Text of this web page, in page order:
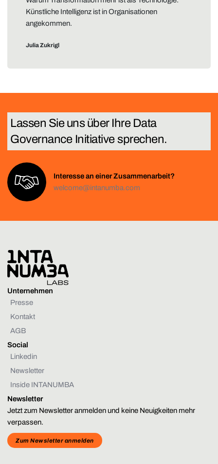
Künstliche Intelligenz ist in Organisationen
angekommen.
Julia Zukrigl
Lassen Sie uns über Ihre Tech
Interesse an einer Zusammenarbeit?
welcome@intanumba.com
Unternehmen
Presse
Kontakt
AGB
Social
Linkedin
Newsletter
Inside INTANUMBA
Newsletter
Jetzt zum Newsletter anmelden und keine Neuigkeiten mehr
verpassen.
Zum Newsletter anmelden